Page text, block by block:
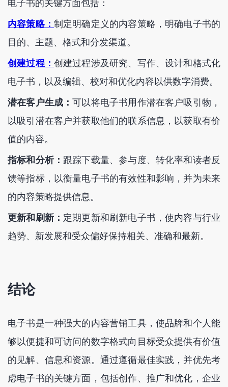
电子书的关键方面包括：
内容策略： 制定明确定义的内容策略，明确电子书的
目的、主题、格式和分发渠道。
创建过程： 创建过程涉及研究、写作、设计和格式化
电子书，以及编辑、校对和优化内容以供数字消费。
潜在客户生成：可以将电子书用作潜在客户吸引物，
以吸引潜在客户并获取他们的联系信息，以获取有价
值的内容。
指标和分析： 跟踪下载量、参与度、转化率和读者反
馈等指标，以衡量电子书的有效性和影响，并为未来
的内容策略提供信息。
更新和刷新： 定期更新和刷新电子书，使内容与行业
趋势、新发展和受众偏好保持相关、准确和最新。
结论
电子书是一种强大的内容营销工具，使品牌和个人能
够以便捷和可访问的数字格式向目标受众提供有价值
的见解、信息和资源。通过遵循最佳实践，并优先考
虑电子书的关键方面，包括创作、推广和优化，企业